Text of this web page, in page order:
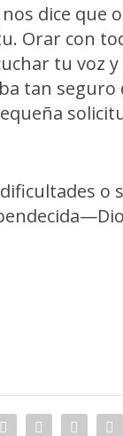
nos dice
Orar con
tu voz
tan
o